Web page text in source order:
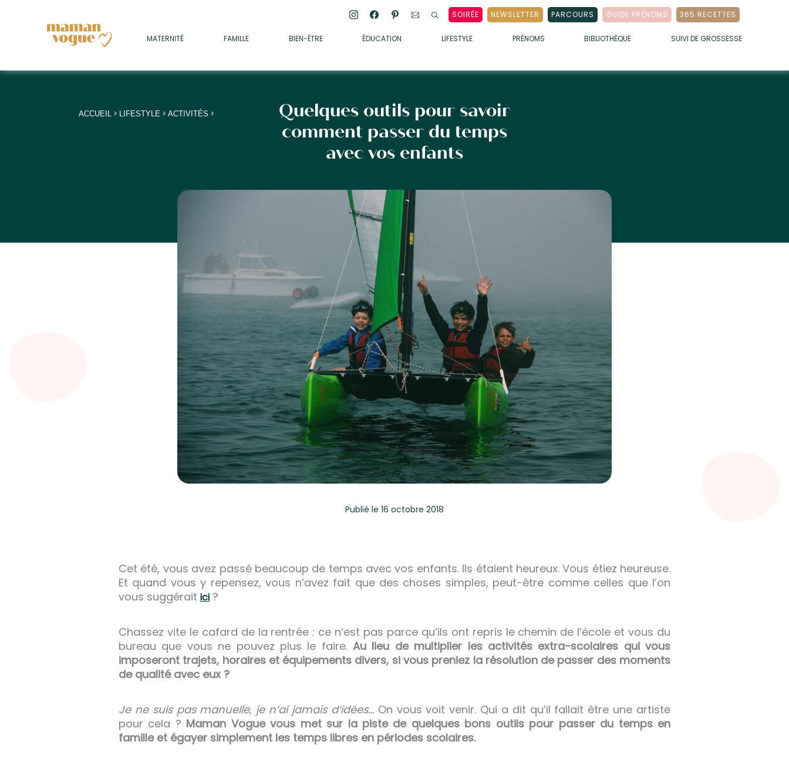
SOIRÉE NEWSLETTER PARCOURS GUIDE PRÉNOMS 365 RECETTES
MATERNITÉ FAMILLE BIEN-ÊTRE ÉDUCATION LIFESTYLE PRÉNOMS BIBLIOTHÈQUE SUIVI DE GROSSESSE
• MÉDECINE DOUCE
• SOMMEIL
• MÉDECINE DOUCE
• PSYCHOLOGIE
+
+
ACCUEIL> LIFESTYLE> ACTIVITÉS >
Quelques outils pour savoir
comment passer du temps
avec vos enfants
Publié le 16 octobre 2018
Cet été, vous avez passé beaucoup de temps avec vos enfants. Ils étaient heureux. Vous étiez heureuse.
Et quand vous y repensez, vous n’avez fait que des choses simples, peut-être comme celles que l’on
vous suggérait ici ?
Chassez vite le cafard de la rentrée : ce n’est pas parce qu’ils ont repris le chemin de l’école et vous du
bureau que vous ne pouvez plus le faire. Au lieu de multiplier les activités extra-scolaires qui vous
imposeront trajets, horaires et équipements divers, si vous preniez la résolution de passer des moments
de qualité avec eux ?
Je ne suis pas manuelle, je n’ai jamais d’idées…On vous voit venir. Qui a dit qu’il fallait être une artiste
pour cela ? Maman Vogue vous met sur la piste de quelques bons outils pour passer du temps en
famille et égayer simplement les temps libres en périodes scolaires.